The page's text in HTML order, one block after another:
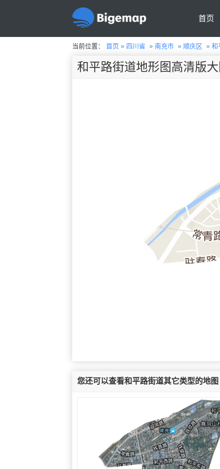
首页
当前位置： 首页» 四川省 » 南充市» 顺庆区 » 和
和平路街道地形图高清版
您还可以查看和平路街道其它类型的地图